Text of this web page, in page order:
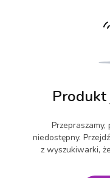
niedostępny.
z wyszukiwarki,